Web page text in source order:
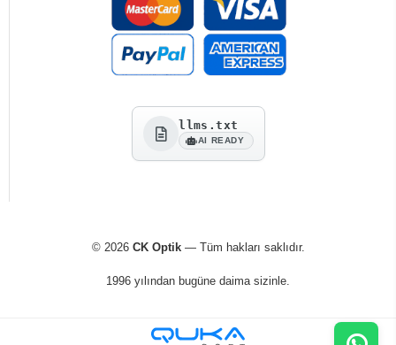
llms.txt
AI READY
© 2026 CK Optik— Tüm hakları saklıdır.
1996 yılından bugüne daima sizinle.